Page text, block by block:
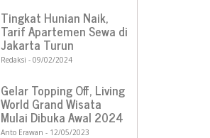
Tingkat Hunian Naik,
Tarif Apartemen Sewa di
Jakarta Turun
Redaksi 09/02/2024
Gelar Topping Off, Living
World Grand Wisata
Mulai Dibuka Awal 2024
Anto Erawan 12/05/2023